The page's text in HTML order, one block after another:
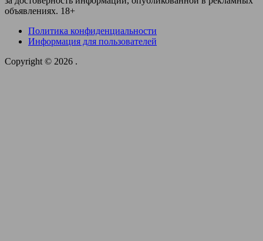
объявлениях. 18+
Политика конфиденциальности
Информация для пользователей
Copyright © 2026 .